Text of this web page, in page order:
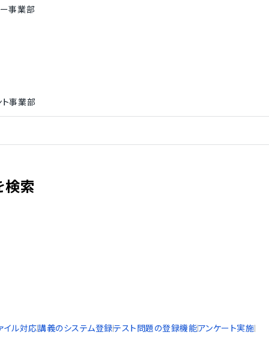
ー事業部
ト事業部
検索
イル対応講義のシステム登録テスト問題の登録機能アンケート実施